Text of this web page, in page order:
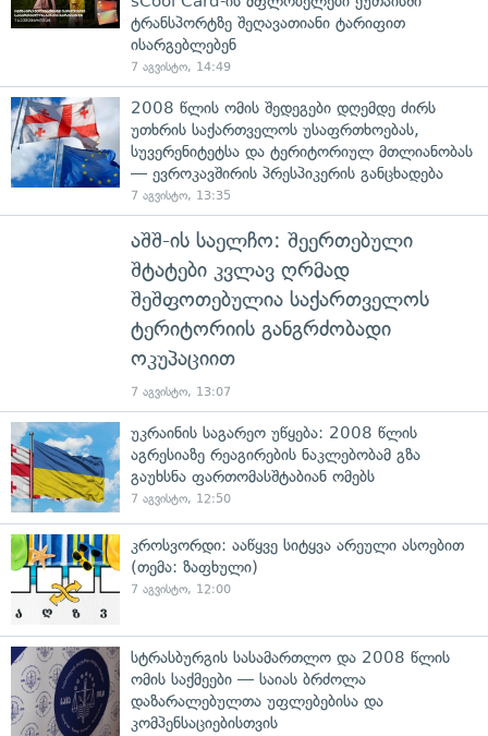
ტრანსპორტზე შეღავათიანი ტარიფით
ისარგებლებენ
7 აგვისტო, 14:49
2008 წლის ომის შედეგები დღემდე ძირს
უთხრის საქართველოს უსაფრთხოებას,
სუვერენიტეტსა და ტერიტორიულ მთლიანობას
— ევროკავშირის პრესპიკერის განცხადება
7 აგვისტო, 13:35
აშშ-ის საელჩო: შეერთებული
შტატები კვლავ ღრმად
შეშფოთებულია საქართველოს
ტერიტორიის განგრძობადი
ოკუპაციით
7 აგვისტო, 13:07
უკრაინის საგარეო უწყება: 2008 წლის
აგრესიაზე რეაგირების ნაკლებობამ გზა
გაუხსნა ფართომასშტაბიან ომებს
7 აგვისტო, 12:50
კროსვორდი: ააწყვე სიტყვა არეული ასოებით
(თემა: ზაფხული)
7 აგვისტო, 12:00
სტრასბურგის სასამართლო და 2008 წლის
ომის საქმეები — საიას ბრძოლა
დაზარალებულთა უფლებებისა და
კომპენსაციებისთვის